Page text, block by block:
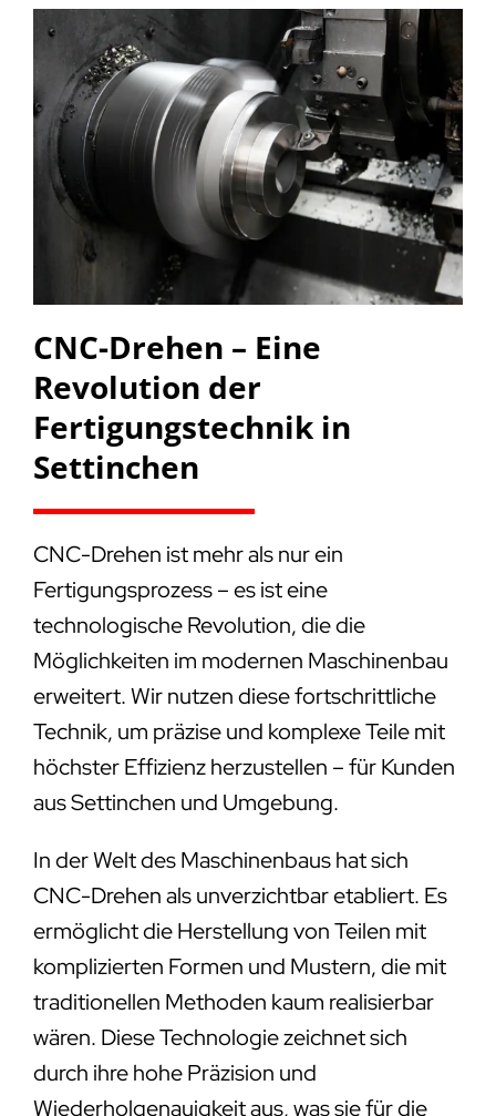
CNC-Drehen – Eine
Revolution der
Fertigungstechnik in
Settinchen
CNC-Drehen ist mehr als nur ein
Fertigungsprozess – es ist eine
technologische Revolution, die die
Möglichkeiten im modernen Maschinenbau
erweitert. Wir nutzen diese fortschrittliche
Technik, um präzise und komplexe Teile mit
höchster Effizienz herzustellen – für Kunden
aus Settinchen und Umgebung.
In der Welt des Maschinenbaus hat sich
CNC-Drehen als unverzichtbar etabliert. Es
ermöglicht die Herstellung von Teilen mit
komplizierten Formen und Mustern, die mit
traditionellen Methoden kaum realisierbar
wären. Diese Technologie zeichnet sich
durch ihre hohe Präzision und
Wiederholgenauigkeit aus, was sie für die